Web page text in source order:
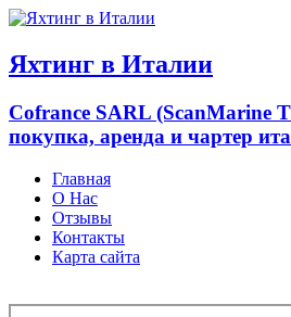
Яхтинг в Италии
Cofrance SARL (ScanMarine
покупка, аренда и чартер
Главная
О Нас
Отзывы
Контакты
Карта сайта